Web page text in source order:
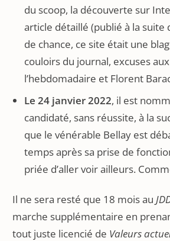
du scoop, la découverte sur
article détaillé (publié à la suite
de chance, ce site était une
couloirs du journal, excuses
l’hebdomadaire et Florent
Le 24 janvier 2022, il est
candidaté, sans réussite, à la
que le vénérable Bellay est
temps après sa prise de
priée d’aller voir ailleurs.
Il ne sera resté que 18 mois au
marche supplémentaire en
tout juste licencié de Valeurs